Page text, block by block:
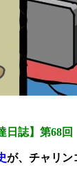
日誌】第68回
が、チャリン